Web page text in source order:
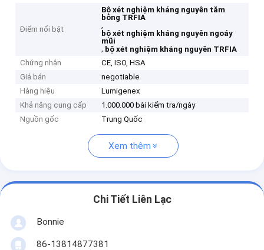
Điểm nổi bật
Bộ xét nghiệm kháng nguyên tăm
bông TRFIA
,
bộ xét nghiệm kháng nguyên ngoáy
mũi
, bộ xét nghiệm kháng nguyên TRFIA
Chứng nhận
CE, ISO, HSA
Giá bán
negotiable
Hàng hiệu
Lumigenex
Khả năng cung cấp
1.000.000 bài kiểm tra/ngày
Nguồn gốc
Trung Quốc
Xem thêm
Chi Tiết Liên Lạc
Bonnie
86-13814877381